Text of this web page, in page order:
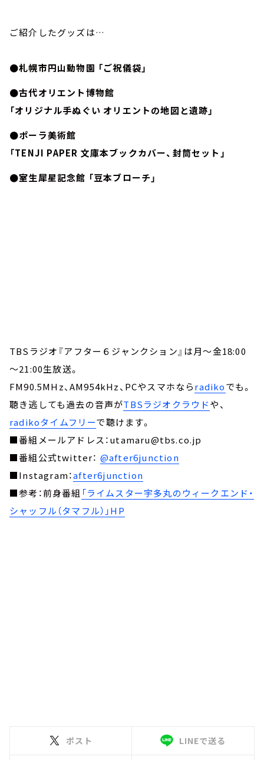
ご紹介したグッズは…
●札幌市円山動物園 「ご祝儀袋」
●古代オリエント博物館
「オリジナル手ぬぐい オリエントの地図と遺跡」
●ポーラ美術館
「TENJI PAPER 文庫本ブックカバー、封筒セット」
●室生犀星記念館 「豆本ブローチ」
TBSラジオ『アフター６ジャンクション』は月～金18:00
～21:00生放送。
FM90.5MHz、AM954kHz、PCやスマホならradikoでも。
聴き逃しても過去の音声がTBSラジオクラウドや、
radikoタイムフリーで聴けます。
■番組メールアドレス：utamaru@tbs.co.jp
■番組公式twitter： @after6junction
■Instagram：after6junction
■参考：前身番組 「ライムスター宇多丸のウィークエンド・
シャッフル（タマフル）」HP
ポスト LINEで送る